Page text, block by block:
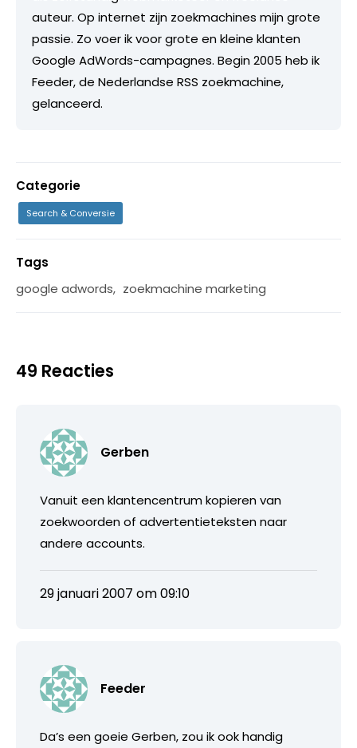
auteur. Op internet zijn zoekmachines mijn grote
passie. Zo voer ik voor grote en kleine klanten
Google AdWords-campagnes. Begin 2005 heb ik
Feeder, de Nederlandse RSS zoekmachine,
gelanceerd.
Categorie
Search & Conversie
Tags
google adwords, zoekmachine marketing
49 Reacties
Gerben
Vanuit een klantencentrum kopieren van
zoekwoorden of advertentieteksten naar
andere accounts.
29 januari 2007 om 09:10
Feeder
Da’s een goeie Gerben, zou ik ook handig